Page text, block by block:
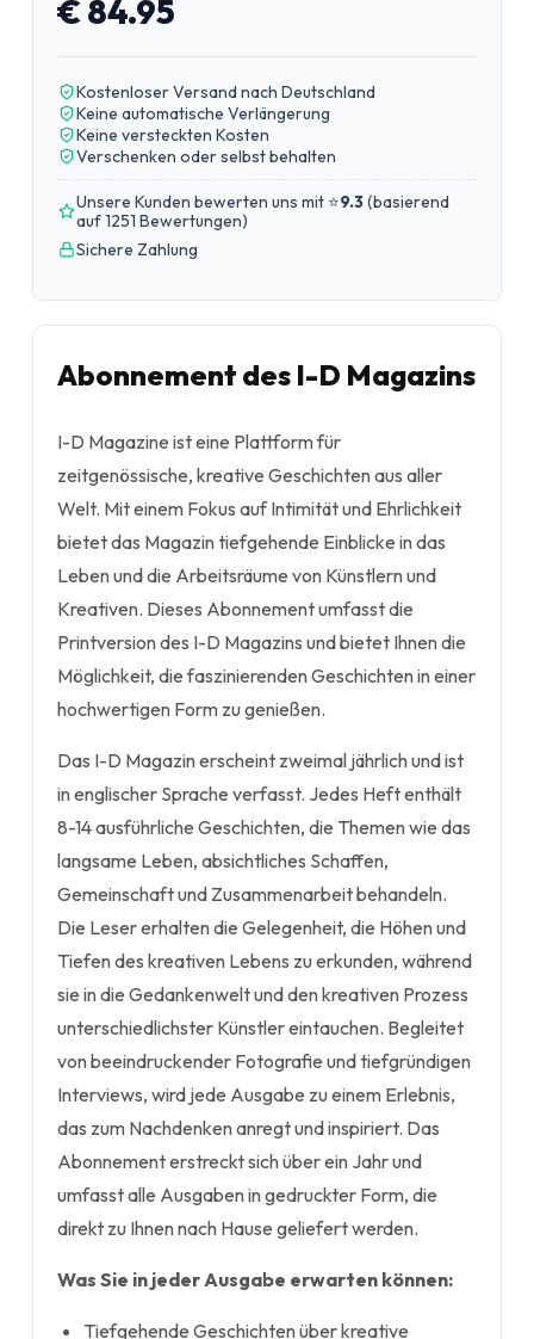
€ 84.95
Kostenloser Versand nach Deutschland
Keine automatische Verlängerung
Keine versteckten Kosten
Verschenken oder selbst behalten
Unsere Kunden bewerten uns mit ⭐9.3(basierend
auf 1251 Bewertungen)
Sichere Zahlung
Abonnement des I-D Magazins
I-D Magazine ist eine Plattform für
zeitgenössische, kreative Geschichten aus aller
Welt. Mit einem Fokus auf Intimität und Ehrlichkeit
bietet das Magazin tiefgehende Einblicke in das
Leben und die Arbeitsräume von Künstlern und
Kreativen. Dieses Abonnement umfasst die
Printversion des I-D Magazins und bietet Ihnen die
Möglichkeit, die faszinierenden Geschichten in einer
hochwertigen Form zu genießen.
Das I-D Magazin erscheint zweimal jährlich und ist
in englischer Sprache verfasst. Jedes Heft enthält
8-14 ausführliche Geschichten, die Themen wie das
langsame Leben, absichtliches Schaffen,
Gemeinschaft und Zusammenarbeit behandeln.
Die Leser erhalten die Gelegenheit, die Höhen und
Tiefen des kreativen Lebens zu erkunden, während
sie in die Gedankenwelt und den kreativen Prozess
unterschiedlichster Künstler eintauchen. Begleitet
von beeindruckender Fotografie und tiefgründigen
Interviews, wird jede Ausgabe zu einem Erlebnis,
das zum Nachdenken anregt und inspiriert. Das
Abonnement erstreckt sich über ein Jahr und
umfasst alle Ausgaben in gedruckter Form, die
direkt zu Ihnen nach Hause geliefert werden.
Was Sie in jeder Ausgabe erwarten können:
Tiefgehende Geschichten über kreative